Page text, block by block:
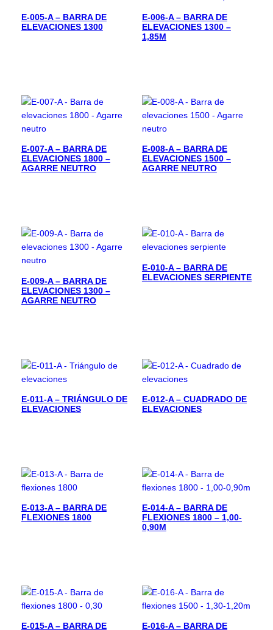
E-005-A – BARRA DE
ELEVACIONES 1300
E-006-A – BARRA DE
ELEVACIONES 1300 –
1,85M
E-007-A – BARRA DE
ELEVACIONES 1800 –
AGARRE NEUTRO
E-008-A – BARRA DE
ELEVACIONES 1500 –
AGARRE NEUTRO
E-009-A – BARRA DE
ELEVACIONES 1300 –
AGARRE NEUTRO
E-010-A – BARRA DE
ELEVACIONES SERPIENTE
E-011-A – TRIÁNGULO DE
ELEVACIONES
E-012-A – CUADRADO DE
ELEVACIONES
E-013-A – BARRA DE
FLEXIONES 1800
E-014-A – BARRA DE
FLEXIONES 1800 – 1,00-
0,90M
E-015-A – BARRA DE E-016-A – BARRA DE